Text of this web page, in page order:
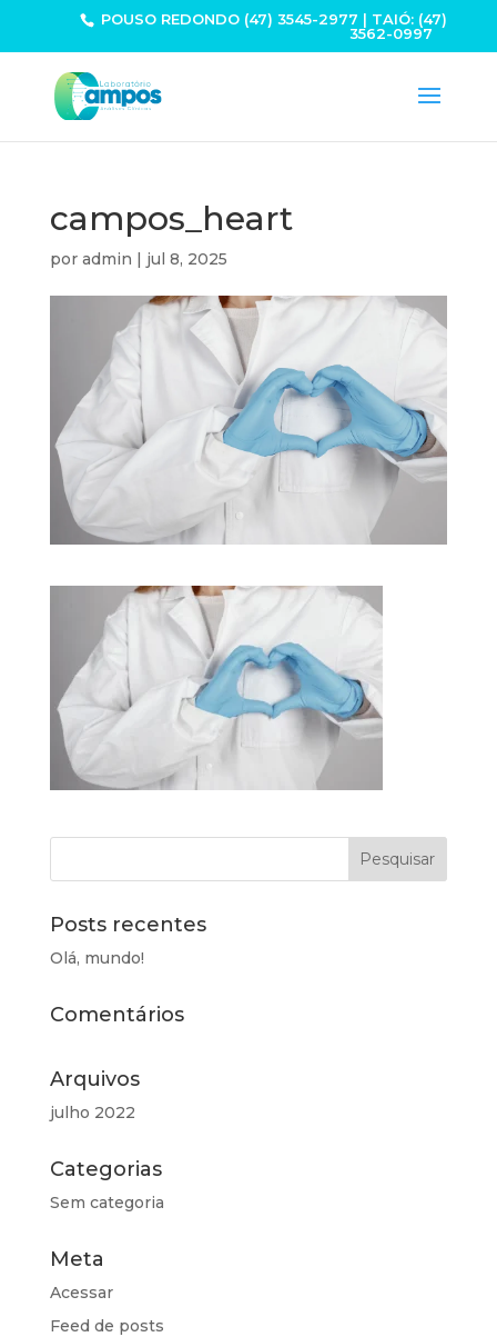
POUSO REDONDO (47) 3545-2977 | TAIÓ: (47)
3562-0997
campos_heart
por admin | jul 8, 2025
Posts recentes
Olá, mundo!
Comentários
Arquivos
julho 2022
Categorias
Sem categoria
Meta
Acessar
Feed de posts